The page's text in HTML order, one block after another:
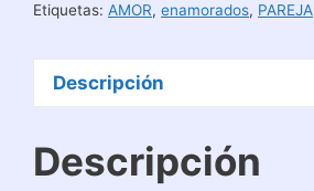
Etiquetas: AMOR, enamorados, PAREJA
Descripción
Descripción